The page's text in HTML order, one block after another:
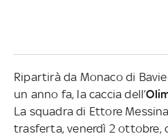
Ripartirà da Monaco di
un anno fa, la caccia dell’
La squadra di Ettore
trasferta, venerdì 2 ottobre,